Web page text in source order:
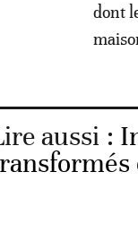
dont
aussi :